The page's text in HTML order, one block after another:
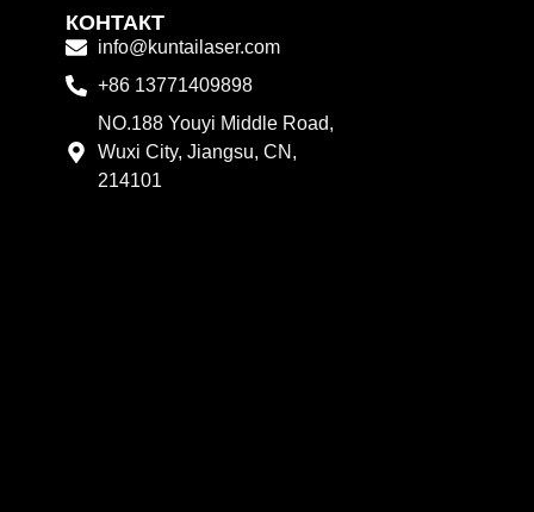
КОНТАКТ
info@kuntailaser.com
+86 13771409898
NO.188 Youyi Middle Road,
Wuxi City, Jiangsu, CN,
214101